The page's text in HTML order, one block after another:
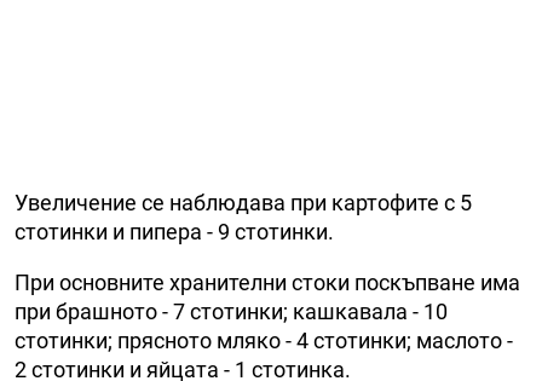
Увеличение се наблюдава при картофите с 5
стотинки и пипера - 9 стотинки.
При основните хранителни стоки поскъпване има
при брашното - 7 стотинки; кашкавала - 10
стотинки; прясното мляко - 4 стотинки; маслото -
2 стотинки и яйцата - 1 стотинка.